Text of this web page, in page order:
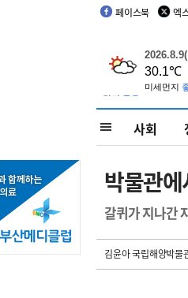
페이스북 엑
사회
박물관
갈퀴가 지나간
김윤아 국립해양박물